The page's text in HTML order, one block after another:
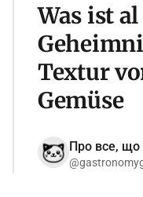
Was ist
Textur
Gemüse
Про все, що